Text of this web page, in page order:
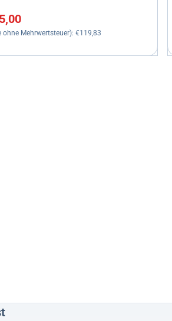
145,00, ohne MwSt.: 119,83
ohne Mehrwertsteuer): €119,83